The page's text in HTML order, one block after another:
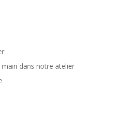
dans notre atelier